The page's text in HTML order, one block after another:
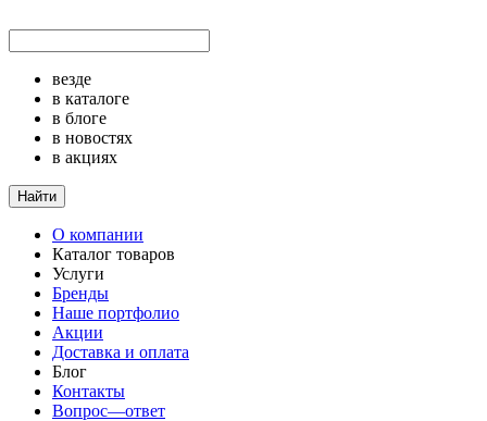
везде
в каталоге
в блоге
в новостях
в акциях
Найти
О компании
Каталог товаров
Услуги
Бренды
Наше портфолио
Акции
Доставка и оплата
Блог
Контакты
Вопрос—ответ